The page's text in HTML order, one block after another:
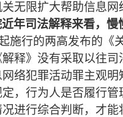
无限扩大帮助信息网
年司法解释来看， 慢
施行的两高发布的《
解释》没有采取以往
络犯罪活动罪主观
，行为人是否履行
进行综合判断，才